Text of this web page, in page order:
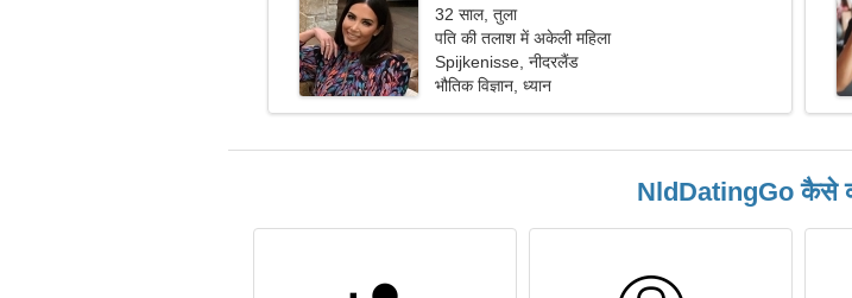
32 साल, तुला
पति की तलाश में अकेली महिला
Spijkenisse, नीदरलैंड
भौतिक विज्ञान, ध्यान
NldDatingGo कैसे